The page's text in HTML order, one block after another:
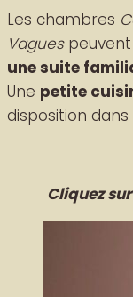
Les chambres
Vagues
une suite
Une petite
disposition dans
Cliquez